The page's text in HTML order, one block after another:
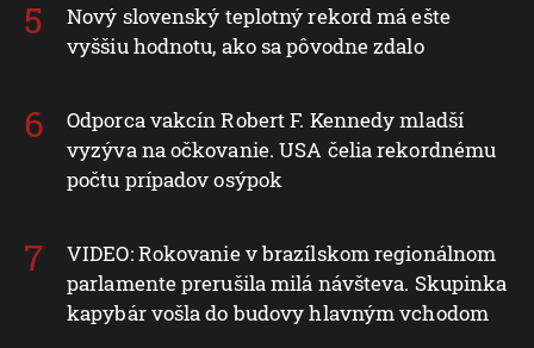
Nový slovenský teplotný rekord má ešte
vyššiu hodnotu, ako sa pôvodne zdalo
Odporca vakcín Robert F. Kennedy mladší
vyzýva na očkovanie. USA čelia rekordnému
počtu prípadov osýpok
VIDEO: Rokovanie v brazílskom regionálnom
parlamente prerušila milá návšteva. Skupinka
kapybár vošla do budovy hlavným vchodom